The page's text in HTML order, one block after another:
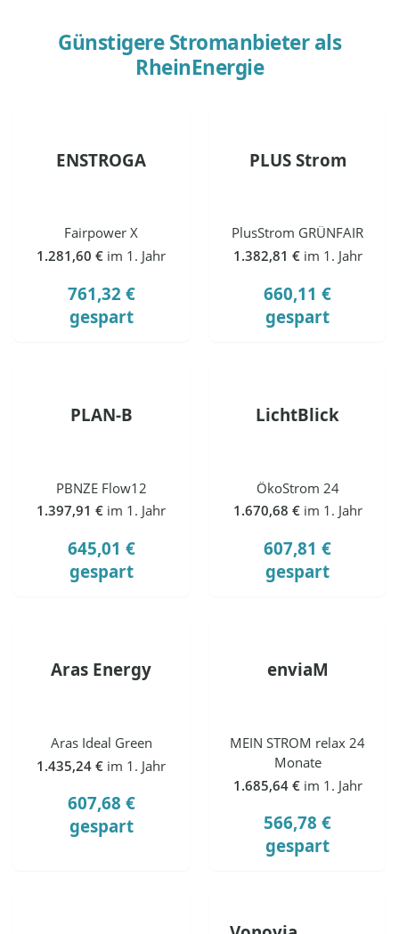
Günstigere Stromanbieter als
RheinEnergie
ENSTROGA
Fairpower X
1.281,60 € im 1. Jahr
761,32 €
gespart
PLUS Strom
PlusStrom GRÜNFAIR
1.382,81 € im 1. Jahr
660,11 €
gespart
PLAN-B
PBNZE Flow12
1.397,91 € im 1. Jahr
645,01 €
gespart
LichtBlick
ÖkoStrom 24
1.670,68 € im 1. Jahr
607,81 €
gespart
Aras Energy
Aras Ideal Green
1.435,24 € im 1. Jahr
607,68 €
gespart
enviaM
MEIN STROM relax 24
Monate
1.685,64 € im 1. Jahr
566,78 €
gespart